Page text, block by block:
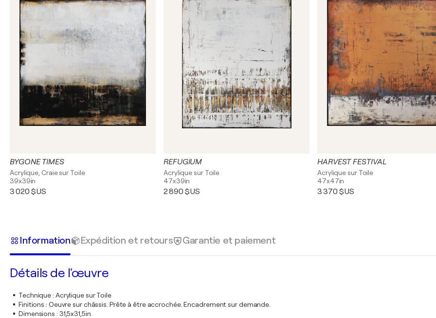
BYGONE TIMES
Acrylique, Craie sur Toile
39x39in
3 020 $US
REFUGIUM
Acrylique sur Toile
47x39in
2 890 $US
HARVEST FESTIVAL
Acrylique sur Toile
47x47in
3 370 $US
Information Expédition et retours Garantie et paiement
Détails de l'œuvre
Technique: Acrylique sur Toile
Finitions : Oeuvre sur châssis. Prête à être accrochée. Encadrement sur demande.
Dimensions : 31,5x31,5in